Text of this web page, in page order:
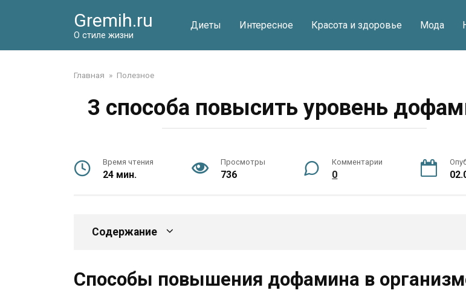
Gremih.ru
О стиле жизни
Диеты Интересное Красота и здоровье Мода
Главная » Полезное
3 способа повысить уровень
Время чтения
24 мин.
Просмотры
736
Комментарии
0
Содержание
Способы повышения дофамина в